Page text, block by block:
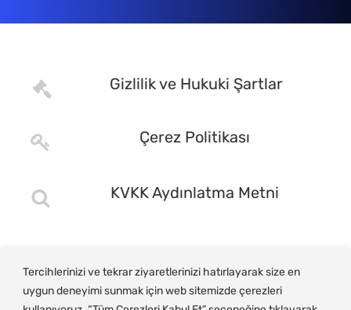
Tercihlerinizi ve tekrar ziyaretlerinizi hatırlayarak size en
uygun deneyimi sunmak için web sitemizde çerezleri
Gizlilik ve Hukuki Şartlar
Çerez Politikası
KVKK Aydınlatma Metni